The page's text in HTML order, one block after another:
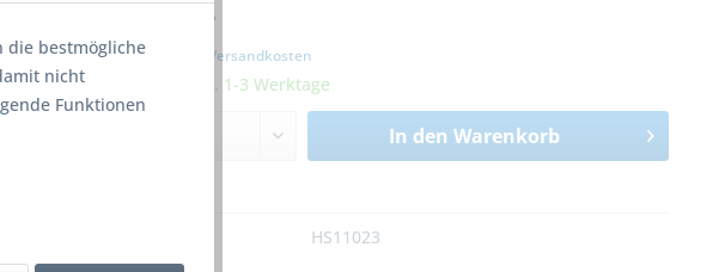
9,50 € *
inkl. MwSt. zzgl. Versandkosten
Lieferzeit ca. 1-3 Werktage
In den Warenkorb
HS11023
die bestmögliche
nicht
Funktionen